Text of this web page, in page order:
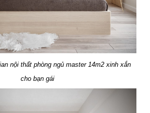
nội thất phòng ngủ master 14m2 xinh xắn
cho bạn gái